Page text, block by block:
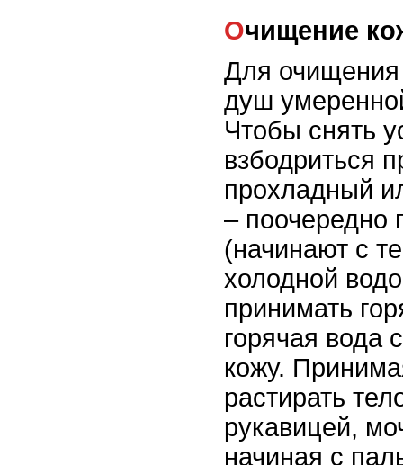
Очищение
Для очищения
душ
Чтобы снять
взбодриться
прохладный
– поочередно
(начинают с
холодной
принимать
горячая вода
кожу.
растирать
рукавицей,
начиная с